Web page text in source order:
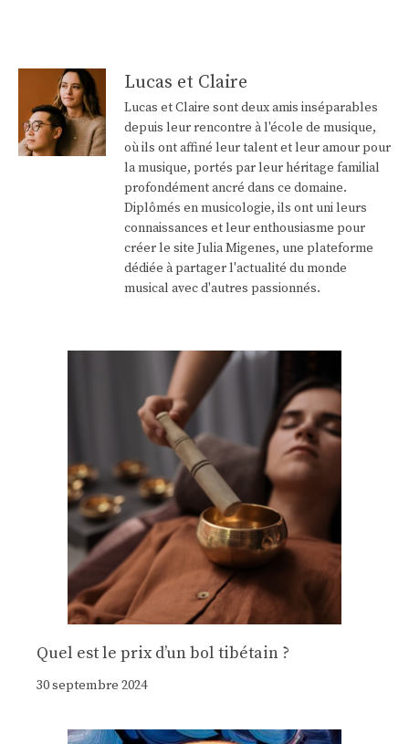
Lucas et Claire
Lucas et Claire sont deux amis inséparables
depuis leur rencontre à l'école de musique,
où ils ont affiné leur talent et leur amour pour
la musique, portés par leur héritage familial
profondément ancré dans ce domaine.
Diplômés en musicologie, ils ont uni leurs
connaissances et leur enthousiasme pour
créer le site Julia Migenes, une plateforme
dédiée à partager l'actualité du monde
musical avec d'autres passionnés.
Quel est le prix d’un bol tibétain ?
30 septembre 2024